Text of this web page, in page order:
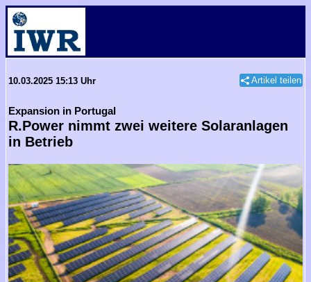
10.03.2025 15:13 Uhr Artikel teilen
Expansion in Portugal
R.Power nimmt zwei weitere Solaranlagen
in Betrieb